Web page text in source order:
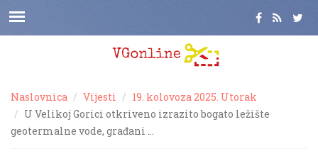
Naslovnica Vijesti
19. kolovoza 2025. Utorak
U Velikoj Gorici otkriveno izrazito bogato ležište
geotermalne vode, građani …